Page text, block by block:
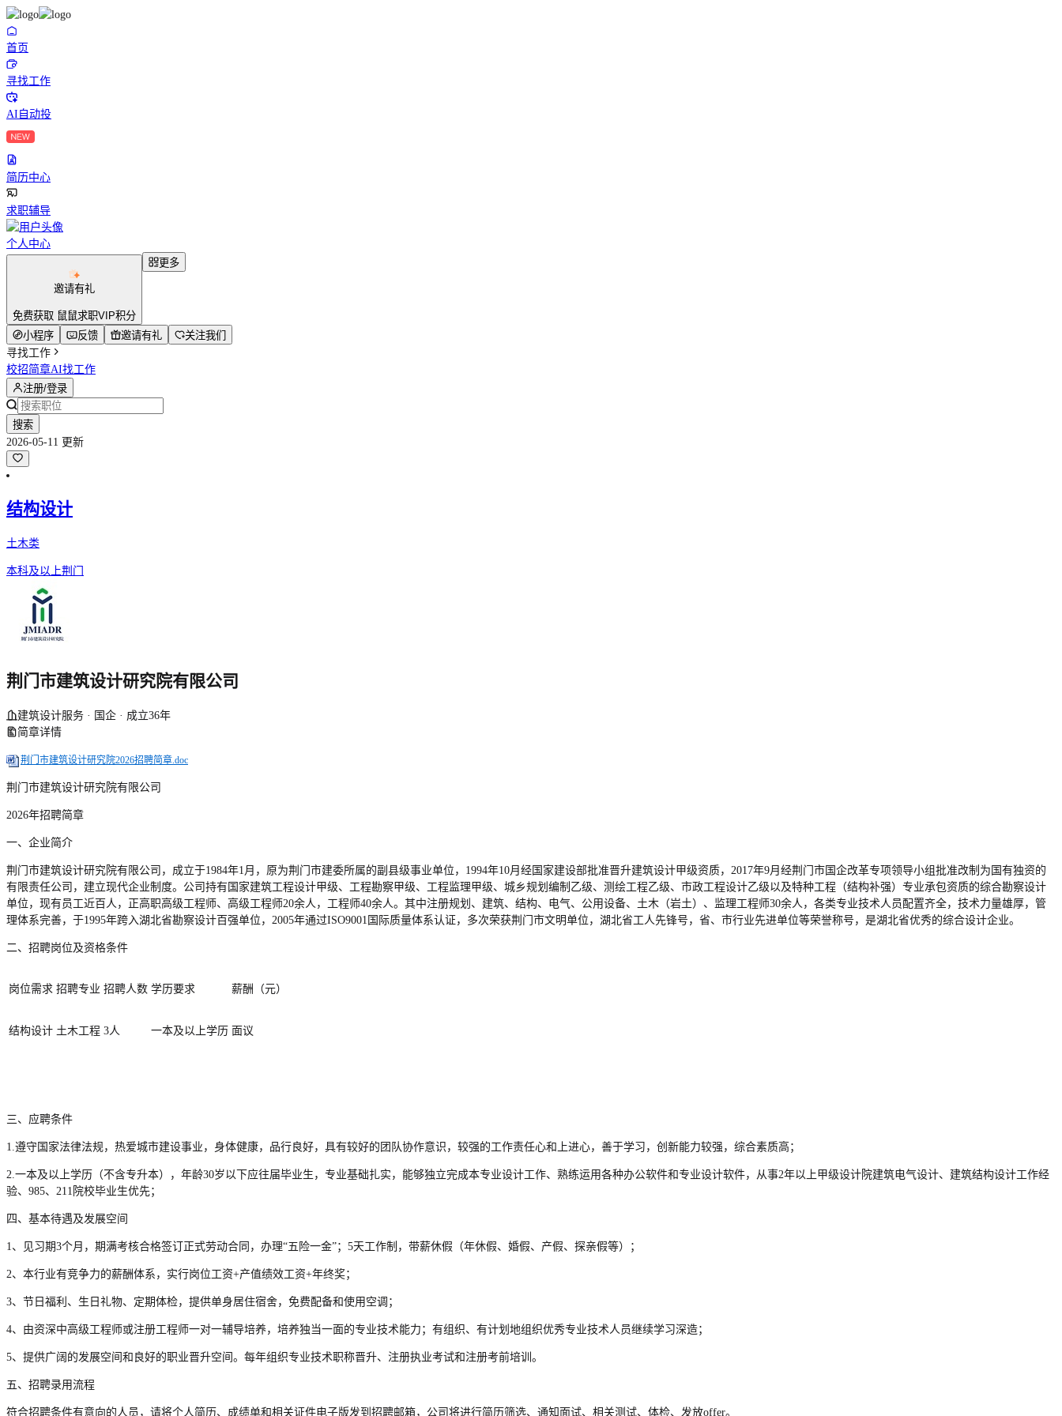
首页
寻找工作
AI自动投
简历中心
求职辅导
个人中心
邀请有礼
免费获取 鼠鼠求职VIP积分
更多
小程序 反馈 邀请有礼
关注我们
寻找工作
校招简章AI找工作
注册/登录
搜索
2026-05-11 更新
结构设计
土木类
本科及以上荆门
荆门市建筑设计研究院有限公司
建筑设计服务 · 国企 · 成立36年
简章详情
荆门市建筑设计研究院2026招聘简章.doc
荆门市建筑设计研究院有限公司
2026年招聘简章
一、企业简介
荆门市建筑设计研究院有限公司，成立于1984年1月，原为荆门市建委所属的副县级事业单位，1994年10月经国家建设部批准晋升建筑设计甲级资质，2017年9月经荆门市国企改革专项领导小组批准改制为国有独资的
有限责任公司，建立现代企业制度。公司持有国家建筑工程设计甲级、工程勘察甲级、工程监理甲级、城乡规划编制乙级、测绘工程乙级、市政工程设计乙级以及特种工程（结构补强）专业承包资质的综合勘察设计
单位，现有员工近百人，正高职高级工程师、高级工程师20余人，工程师40余人。其中注册规划、建筑、结构、电气、公用设备、土木（岩土）、监理工程师30余人，各类专业技术人员配置齐全，技术力量雄厚，管
理体系完善，于1995年跨入湖北省勘察设计百强单位，2005年通过ISO9001国际质量体系认证，多次荣获荆门市文明单位，湖北省工人先锋号，省、市行业先进单位等荣誉称号，是湖北省优秀的综合设计企业。
二、招聘岗位及资格条件
岗位需求 招聘专业 招聘人数 学历要求 薪酬（元）
结构设计 土木工程 3人 一本及以上学历 面议
三、应聘条件
1.遵守国家法律法规，热爱城市建设事业，身体健康，品行良好，具有较好的团队协作意识，较强的工作责任心和上进心，善于学习，创新能力较强，综合素质高；
2.一本及以上学历（不含专升本），年龄30岁以下应往届毕业生，专业基础扎实，能够独立完成本专业设计工作、熟练运用各种办公软件和专业设计软件，从事2年以上甲级设计院建筑电气设计、建筑结构设计工作经
验、985、211院校毕业生优先；
四、基本待遇及发展空间
1、见习期3个月，期满考核合格签订正式劳动合同，办理“五险一金”；5天工作制，带薪休假（年休假、婚假、产假、探亲假等）；
2、本行业有竞争力的薪酬体系，实行岗位工资+产值绩效工资+年终奖；
3、节日福利、生日礼物、定期体检，提供单身居住宿舍，免费配备和使用空调；
4、由资深中高级工程师或注册工程师一对一辅导培养，培养独当一面的专业技术能力；有组织、有计划地组织优秀专业技术人员继续学习深造；
5、提供广阔的发展空间和良好的职业晋升空间。每年组织专业技术职称晋升、注册执业考试和注册考前培训。
五、招聘录用流程
符合招聘条件有意向的人员，请将个人简历、成绩单和相关证件电子版发到招聘邮箱，公司将进行简历筛选、通知面试、相关测试、体检、发放offer。